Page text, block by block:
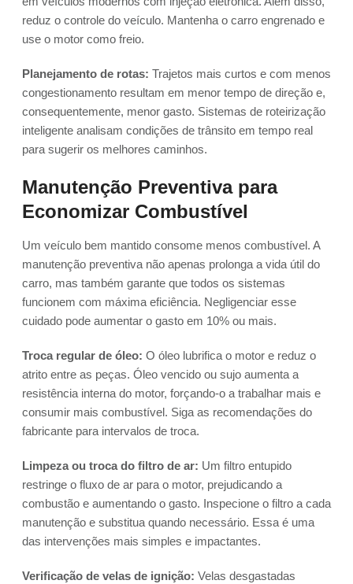
reduz o controle do veículo. Mantenha o carro engrenado e
use o motor como freio.
Planejamento de rotas: Trajetos mais curtos e com menos
congestionamento resultam em menor tempo de direção e,
consequentemente, menor gasto. Sistemas de roteirização
inteligente analisam condições de trânsito em tempo real
para sugerir os melhores caminhos.
Manutenção Preventiva para
Economizar Combustível
Um veículo bem mantido consome menos combustível. A
manutenção preventiva não apenas prolonga a vida útil do
carro, mas também garante que todos os sistemas
funcionem com máxima eficiência. Negligenciar esse
cuidado pode aumentar o gasto em 10% ou mais.
Troca regular de óleo: O óleo lubrifica o motor e reduz o
atrito entre as peças. Óleo vencido ou sujo aumenta a
resistência interna do motor, forçando-o a trabalhar mais e
consumir mais combustível. Siga as recomendações do
fabricante para intervalos de troca.
Limpeza ou troca do filtro de ar: Um filtro entupido
restringe o fluxo de ar para o motor, prejudicando a
combustão e aumentando o gasto. Inspecione o filtro a cada
manutenção e substitua quando necessário. Essa é uma
das intervenções mais simples e impactantes.
Verificação de velas de ignição: Velas desgastadas